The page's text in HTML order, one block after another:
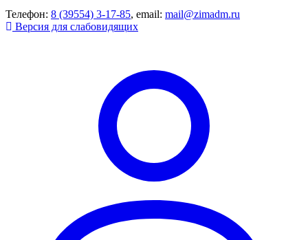
Телефон: 8 (39554) 3-17-85, email: mail@zimadm.ru
Версия для слабовидящих